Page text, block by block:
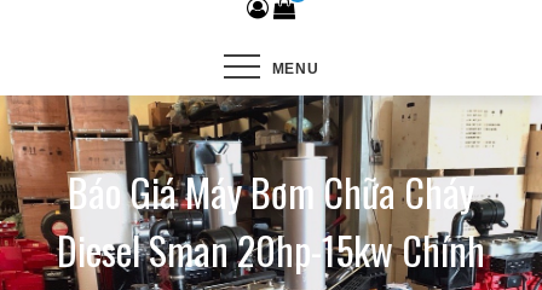
MENU
Báo Giá Máy Bơm Chữa Cháy
Diesel Sman 20hp-15kw Chính